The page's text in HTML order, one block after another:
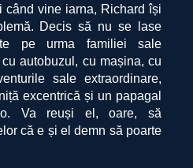
când vine iarna, Richard își
Decis să nu se lase
pe urma familiei sale
autobuzul, cu mașina, cu
sale extraordinare,
excentrică și un papagal
Va reuși el, oare, să
că e și el demn să poarte